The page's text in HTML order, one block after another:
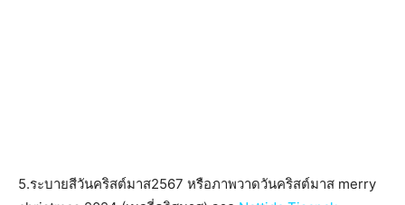
5.ระบายสีวันคริสต์มาส2567 หรือภาพวาดวันคริสต์มาส merry